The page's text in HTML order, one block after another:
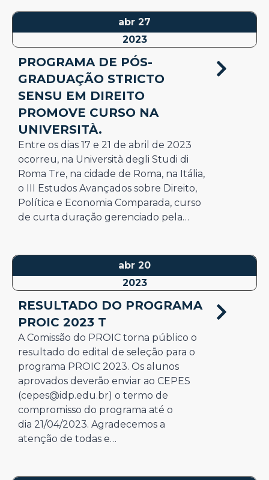
abr 27
2023
PROGRAMA DE PÓS-
GRADUAÇÃO STRICTO
SENSU EM DIREITO
PROMOVE CURSO NA
UNIVERSITÀ.
Entre os dias 17 e 21 de abril de 2023
ocorreu, na Università degli Studi di
Roma Tre, na cidade de Roma, na Itália,
o III Estudos Avançados sobre Direito,
Política e Economia Comparada, curso
de curta duração gerenciado pela…
abr 20
2023
RESULTADO DO PROGRAMA
PROIC 2023 T
A Comissão do PROIC torna público o
resultado do edital de seleção para o
programa PROIC 2023. Os alunos
aprovados deverão enviar ao CEPES
(cepes@idp.edu.br) o termo de
compromisso do programa até o
dia 21/04/2023. Agradecemos a
atenção de todas e…